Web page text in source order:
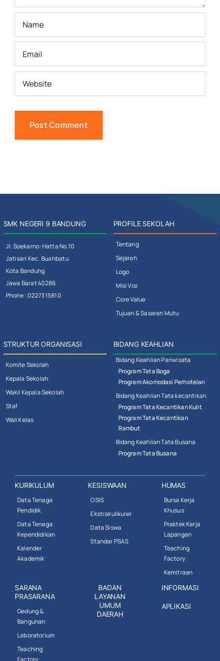
SMK NEGERI 9 BANDUNG
Jl. Soekarno-Hatta No.10
Jatisari Kec. Buahbatu
Kota Bandung
Jawa Barat 40286
Phone : 0227315810
PROFILE SEKOLAH
Tentang
Sejarah
Logo
Misi Visi
Core Value
Tujuan & Sasaran Mutu
STRUKTUR ORGANISASI
Komite Sekolah
Kepala Sekolah
Wakil Kepala Sekolah
Staf
Wali Kelas
BIDANG KEAHLIAN
Bidang Keahlian Pariwisata
Program Tata Boga
Program Akomodasi Perhotelan
Bidang Keahlian Tata kecantikan
Program Tata Kecantikan Kulit
Program Tata Kecantikan
Rambut
Bidang Keahlian Tata Busana
Program Tata Busana
KURIKULUM
Data Tenaga
Pendidik
Data Tenaga
Kependidikan
Kalender
Akademik
KESISWAAN
OSIS
Ekstrakulikuler
Data Siswa
Standar PSAS
HUMAS
Bursa Kerja
Khusus
Praktek Kerja
Lapangan
Teaching
Factory
Kemitraan
SARANA
PRASARANA
Gedung &
Bangunan
Laboratorium
Teaching
Factory
BADAN
LAYANAN
UMUM
DAERAH
INFORMASI
APLIKASI